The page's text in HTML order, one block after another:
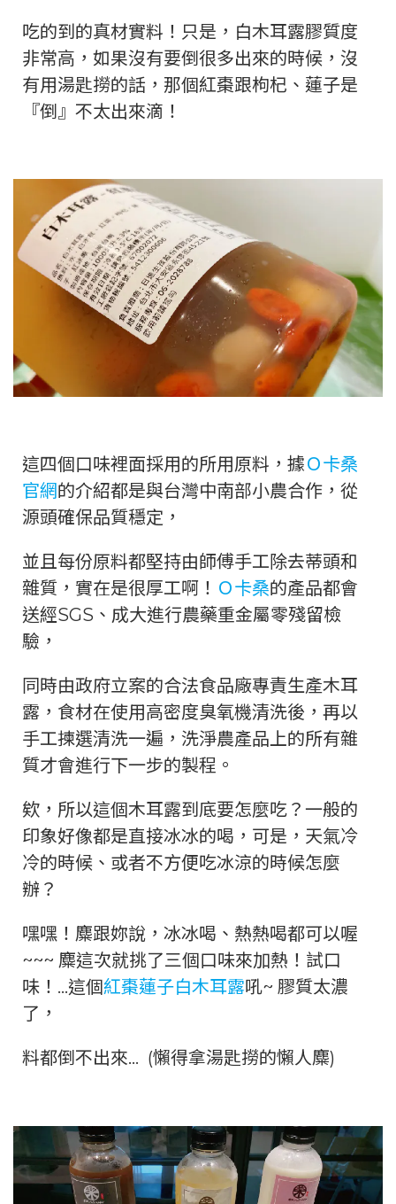
吃的到的真材實料！只是，白木耳露膠質度
非常高，如果沒有要倒很多出來的時候，沒
有用湯匙撈的話，那個紅棗跟枸杞、蓮子是
『倒』不太出來滴！
這四個口味裡面採用的所用原料，據Ｏ卡桑
官網的介紹都是與台灣中南部小農合作，從
源頭確保品質穩定，
並且每份原料都堅持由師傅手工除去蒂頭和
雜質，實在是很厚工啊！ Ｏ卡桑的產品都會
送經SGS、成大進行農藥重金屬零殘留檢
驗，
同時由政府立案的合法食品廠專責生產木耳
露，食材在使用高密度臭氧機清洗後，再以
手工揀選清洗一遍，洗淨農產品上的所有雜
質才會進行下一步的製程。
欸，所以這個木耳露到底要怎麼吃？一般的
印象好像都是直接冰冰的喝，可是，天氣冷
冷的時候、或者不方便吃冰涼的時候怎麼
辦？
嘿嘿！麋跟妳說，冰冰喝、熱熱喝都可以喔
~~~ 麋這次就挑了三個口味來加熱！試口
味！…這個紅棗蓮子白木耳露吼~ 膠質太濃
了，
料都倒不出來… (懶得拿湯匙撈的懶人麋)